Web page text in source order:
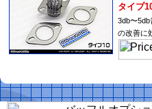
タイプ
3db〜
の改善に